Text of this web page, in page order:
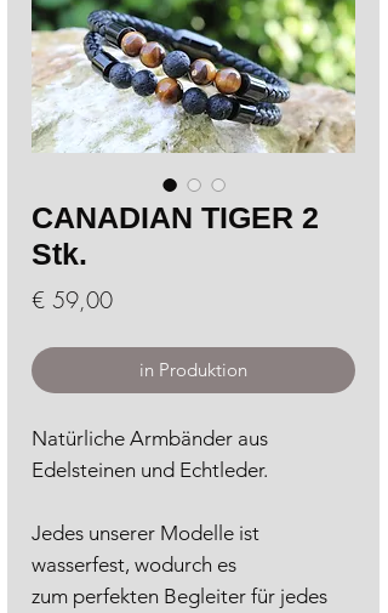
CANADIAN TIGER 2
Stk.
€ 59,00Preis
in Produktion
Natürliche Armbänder aus
Edelsteinen und Echtleder.
Jedes unserer Modelle ist
wasserfest, wodurch es
zum perfekten Begleiter für jedes